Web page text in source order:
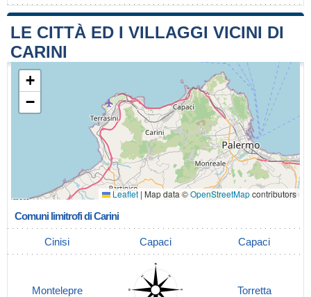
LE CITTÀ ED I VILLAGGI VICINI DI
CARINI
+
−
Leaflet | Map data ©OpenStreetMapcontributors
Comuni limitrofi di Carini
Cinisi Capaci Capaci
Montelepre Torretta